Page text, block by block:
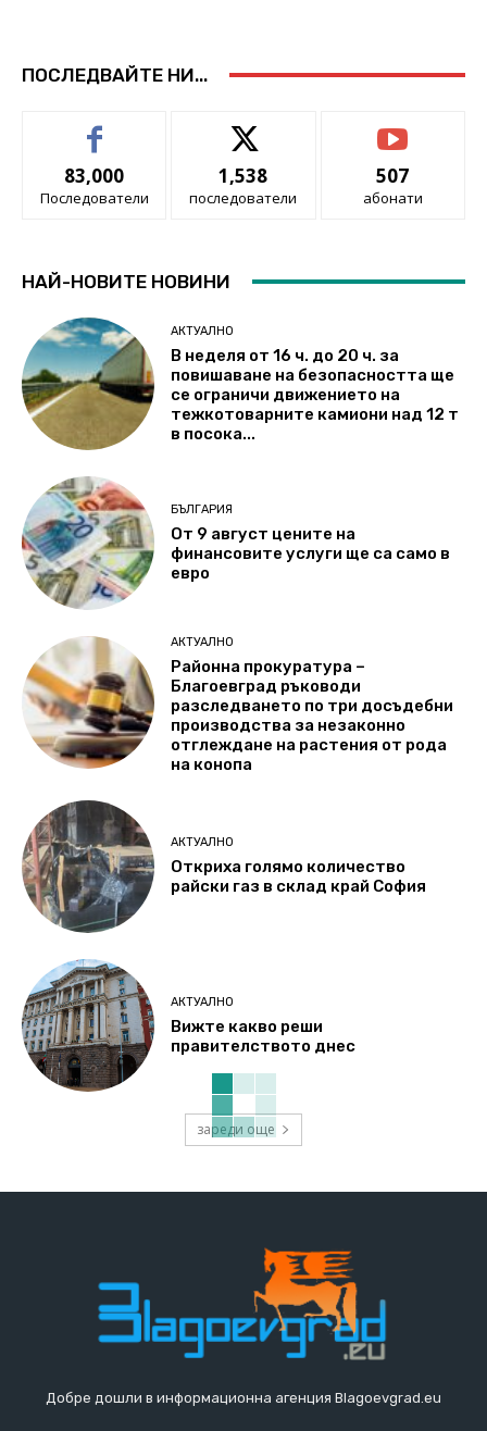
ПОСЛЕДВАЙТЕ НИ...
83,000
Последователи
1,538
последователи
507
абонати
НАЙ-НОВИТЕ НОВИНИ
АКТУАЛНО
В неделя от 16 ч. до 20 ч. за
повишаване на безопасността ще
се ограничи движението на
тежкотоварните камиони над 12 т
в посока...
БЪЛГАРИЯ
От 9 август цените на
финансовите услуги ще са само в
евро
АКТУАЛНО
Районна прокуратура –
Благоевград ръководи
разследването по три досъдебни
производства за незаконно
отглеждане на растения от рода
на конопа
АКТУАЛНО
Откриха голямо количество
райски газ в склад край София
АКТУАЛНО
Вижте какво реши
правителството днес
зареди още
Добре дошли в информационна агенция Blagoevgrad.eu